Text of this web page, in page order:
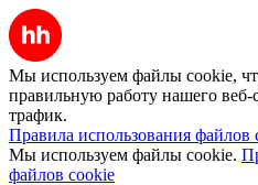
Мы используем файлы cookie,
правильную работу нашего веб-
трафик.
Правила использования файлов
Мы используем файлы cookie.
файлов cookie